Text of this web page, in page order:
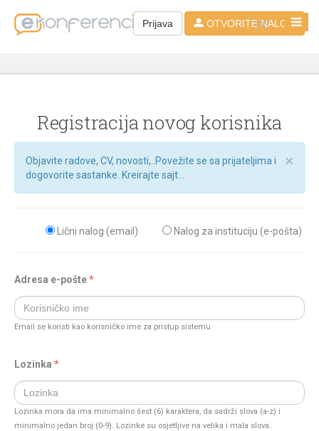
Prijava OTVORITE NALOG
BS
Registracija novog korisnika
×
Objavite radove, CV, novosti,..Povežite se sa prijateljima i
dogovorite sastanke. Kreirajte sajt...
Lični nalog (email) Nalog za instituciju (e-pošta)
Adresa e-pošte
Email se koristi kao korisničko ime za pristup sistemu
Lozinka
Lozinka mora da ima minimalno šest (6) karaktera, da sadrži slova (a-z) i
minimalno jedan broj (0-9). Lozinke su osjetljive na velika i mala slova.